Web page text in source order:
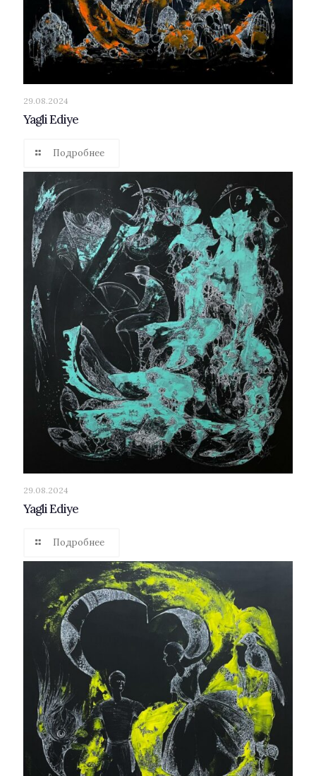
29.08.2024
Yagli Ediye
Подробнее
29.08.2024
Yagli Ediye
Подробнее